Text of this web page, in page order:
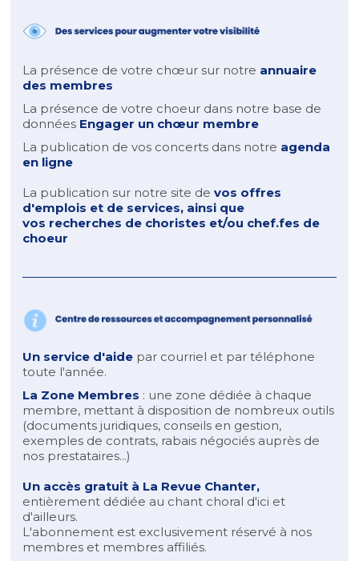
La présence de votre chœur sur notre annuaire
des membres
La présence de votre choeur dans notre base de
données Engager un chœur membre
La publication de vos concerts dans notre agenda
en ligne
La publication sur notre site devos offres
d'emplois et de services, ainsi que
vos recherches de choristes et/ou chef.fes de
choeur
Un service d'aide par courriel et par téléphone
toute l'année.
La Zone Membres : une zone dédiée à chaque
membre, mettant à disposition de nombreux outils
(documents juridiques, conseils en gestion,
exemples de contrats, rabais négociés auprès de
nos prestataires...)
Un accès gratuit à La Revue Chanter,
entièrement dédiée au chant choral d'ici et
d'ailleurs.
L'abonnement est exclusivement réservé à nos
membres et membres affiliés.